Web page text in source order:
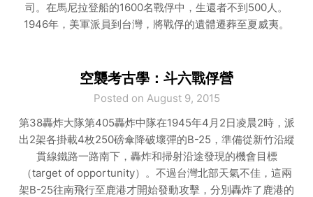
司。在馬尼拉登船的1600名戰俘中，生還者不到500人。
1946年，美軍派員到台灣，將戰俘的遺體遷葬至夏威夷。
空襲考古學：斗六戰俘營
Posted on August 9, 2015
第38轟炸大隊第405轟炸中隊在1945年4月2日凌晨2時，派
出2架各掛載4枚250磅傘降破壞彈的B-25，準備從新竹沿縱
貫線鐵路一路南下，轟炸和掃射沿途發現的機會目標
（target of opportunity）。不過台灣北部天氣不佳，這兩
架B-25往南飛行至鹿港才開始發動攻擊，分別轟炸了鹿港的